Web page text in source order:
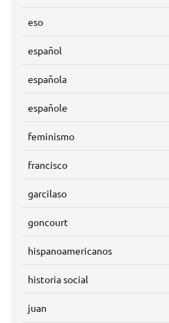
eso
español
española
españole
feminismo
francisco
garcilaso
goncourt
hispanoamericanos
historia social
juan